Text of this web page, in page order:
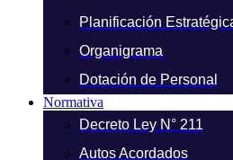
Planificación
Organigrama
Dotación de Personal
Normativa
Decreto Ley N° 211
Autos Acordados